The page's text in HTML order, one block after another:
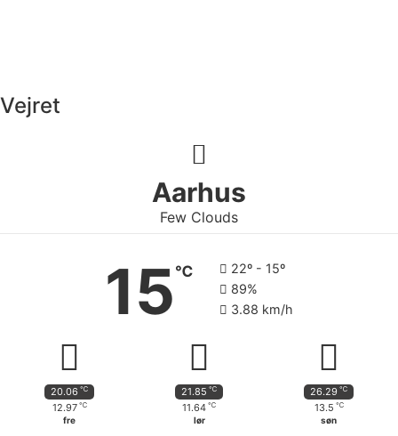
Vejret
Aarhus
Few Clouds
15 ℃
22º - 15º
89%
3.88 km/h
20.06 ℃
12.97 ℃
fre
21.85 ℃
11.64 ℃
lør
26.29 ℃
13.5 ℃
søn